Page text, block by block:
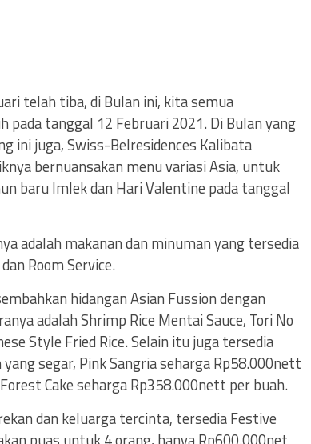
telah tiba, di Bulan ini, kita semua
pada tanggal 12 Februari 2021. Di Bulan yang
ini juga, Swiss-Belresidences Kalibata
bernuansakan menu variasi Asia, untuk
baru Imlek dan Hari Valentine pada tanggal
adalah makanan dan minuman yang tersedia
Room Service.
hidangan Asian Fussion dengan
adalah Shrimp Rice Mentai Sauce, Tori No
Style Fried Rice. Selain itu juga tersedia
segar, Pink Sangria seharga Rp58.000nett
Cake seharga Rp358.000nett per buah.
dan keluarga tercinta, tersedia Festive